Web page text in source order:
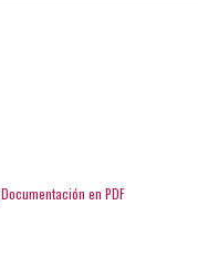
Documentación en PDF